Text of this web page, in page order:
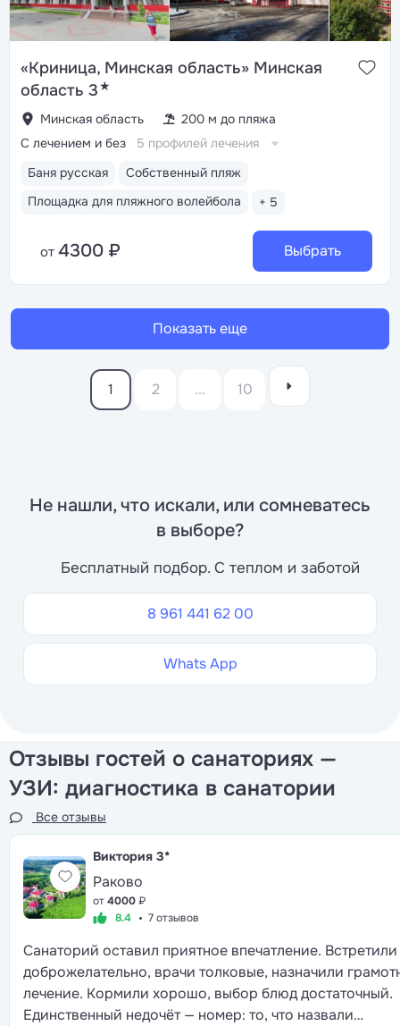
«Криница, Минская область» Минская
область 3★
Минская область 200 м до пляжа
Баня русская
Собственный пляж
Площадка для пляжного волейбола
+ 5
С лечением и без 5 профилей лечения
от 4300 ₽ Выбрать
Показать еще
1 2 ... 10
Не нашли, что искали, или сомневатесь
в выборе?
Бесплатный подбор. С теплом и заботой
8 961 441 62 00
Whats App
Отзывы гостей о санаториях —
УЗИ: диагностика в санатории
Все отзывы
Виктория 3*
Раково
от4000₽
8.4
7 отзывов
Санаторий оставил приятное впечатление. Встретили
доброжелательно, врачи толковые, назначили
лечение. Кормили хорошо, выбор блюд достаточный.
Единственный недочёт — номер: то, что назвали